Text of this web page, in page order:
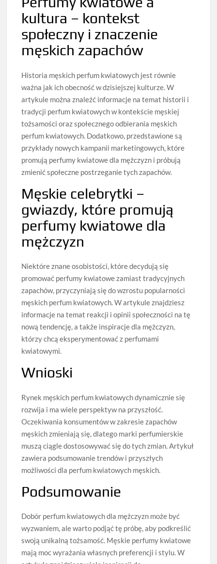
kultura – kontekst
społeczny i znaczenie
męskich zapachów
Historia męskich perfum kwiatowych jest równie
ważna jak ich obecność w dzisiejszej kulturze. W
artykule można znaleźć informacje na temat historii i
tradycji perfum kwiatowych w kontekście męskiej
tożsamości oraz społecznego odbierania męskich
perfum kwiatowych. Dodatkowo, przedstawione są
przykłady nowych kampanii marketingowych, które
promują perfumy kwiatowe dla mężczyzn i próbują
zmienić społeczne postrzeganie tych zapachów.
Męskie celebrytki –
gwiazdy, które promują
perfumy kwiatowe dla
mężczyzn
Niektóre znane osobistości, które decydują się
promować perfumy kwiatowe zamiast tradycyjnych
zapachów, przyczyniają się do wzrostu popularności
męskich perfum kwiatowych. W artykule znajdziesz
informacje na temat reakcji i opinii społeczności na tę
nową tendencję, a także inspiracje dla mężczyzn,
którzy chcą eksperymentować z perfumami
kwiatowymi.
Wnioski
Rynek męskich perfum kwiatowych dynamicznie się
rozwija i ma wiele perspektyw na przyszłość.
Oczekiwania konsumentów w zakresie zapachów
męskich zmieniają się, dlatego marki perfumierskie
muszą ciągle dostosowywać się do tych zmian. Artykuł
zawiera podsumowanie trendów i przyszłych
możliwości dla perfum kwiatowych męskich.
Podsumowanie
Dobór perfum kwiatowych dla mężczyzn może być
wyzwaniem, ale warto podjąć tę próbę, aby podkreślić
swoją unikalną tożsamość. Męskie perfumy kwiatowe
mają moc wyrażania własnych preferencji i stylu. W